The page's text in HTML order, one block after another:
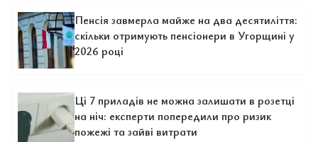
Пенсія завмерла майже на два десятиліття:
скільки отримують пенсіонери в Угорщині у
2026 році
Ці 7 приладів не можна залишати в розетці
на ніч: експерти попередили про ризик
пожежі та зайві витрати